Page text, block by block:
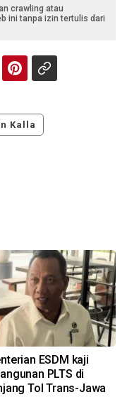
crawling atau
ini tanpa izin tertulis dari
Kalla
ESDM kaji
PLTS di
Tol Trans-Jawa